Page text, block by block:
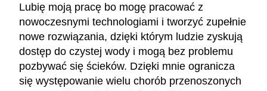
Lubię moją pracę bo mogę pracować z
nowoczesnymi technologiami i tworzyć zupełnie
nowe rozwiązania, dzięki którym ludzie zyskują
dostęp do czystej wody i mogą bez problemu
pozbywać się ścieków. Dzięki mnie ogranicza
się występowanie wielu chorób przenoszonych